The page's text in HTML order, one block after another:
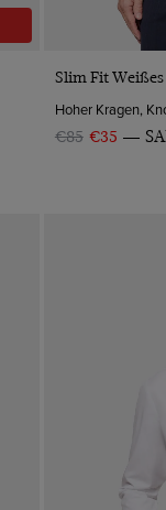
Slim Fit
Hoher Kragen,
€85 €35